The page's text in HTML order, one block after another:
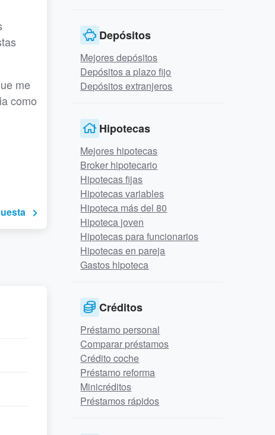
me
como
Depósitos
Mejores depósitos
Depósitos a plazo fijo
Depósitos extranjeros
Hipotecas
Mejores hipotecas
Broker hipotecario
Hipotecas fijas
Hipotecas variables
Hipoteca más del 80
Hipoteca joven
Hipotecas para funcionarios
Hipotecas en pareja
Gastos hipoteca
Créditos
Préstamo personal
Comparar préstamos
Crédito coche
Préstamo reforma
Minicréditos
Préstamos rápidos